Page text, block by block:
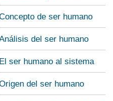
de ser humano
del ser humano
El ser humano al sistema
del ser humano